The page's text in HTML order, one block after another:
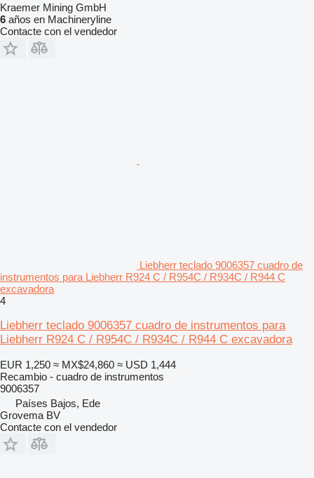
Kraemer Mining GmbH
6 años en Machineryline
Contacte con el vendedor
Liebherr teclado 9006357 cuadro de
instrumentos para Liebherr R924 C / R954C / R934C / R944 C
excavadora
4
Liebherr teclado 9006357 cuadro de instrumentos para
Liebherr R924 C / R954C / R934C / R944 C excavadora
EUR 1,250 ≈ MX$24,860 ≈ USD 1,444
Recambio - cuadro de instrumentos
9006357
Países Bajos, Ede
Grovema BV
Contacte con el vendedor